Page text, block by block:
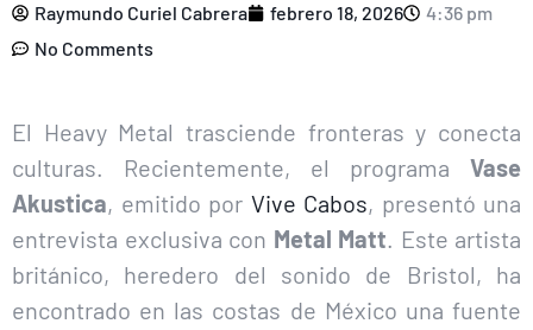
Raymundo Curiel Cabrera febrero 18, 2026
4:36 pm
No Comments
El Heavy Metal trasciende fronteras y conecta
culturas. Recientemente, el programa Vase
Akustica, emitido por Vive Cabos, presentó una
entrevista exclusiva con Metal Matt. Este artista
británico, heredero del sonido de Bristol, ha
encontrado en las costas de México una fuente